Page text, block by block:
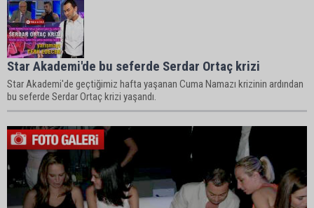
Star Akademi'de bu seferde Serdar Ortaç krizi
Star Akademi'de geçtiğimiz hafta yaşanan Cuma Namazı krizinin ardından
bu seferde Serdar Ortaç krizi yaşandı.